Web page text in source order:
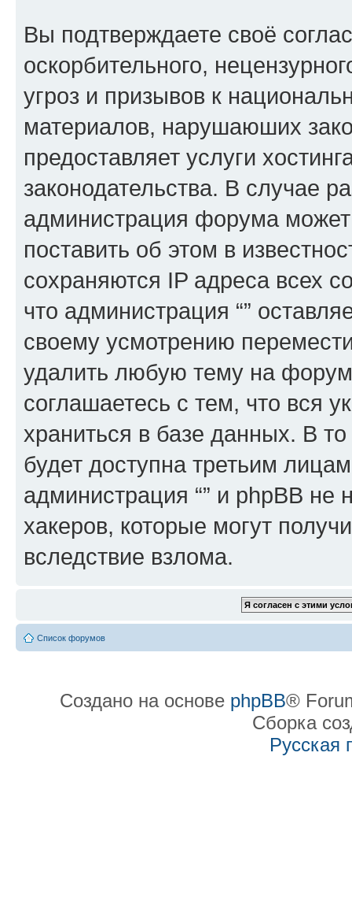
Вы подтверждаете своё
оскорбительного,
угроз и призывов к
материалов, нарушаюших
предоставляет услуги
законодательства. В случае
администрация форума
поставить об этом в
сохраняются IP адреса всех
что администрация “”
своему усмотрению
удалить любую тему на
соглашаетесь с тем, что вся
храниться в базе данных. В
будет доступна третьим
администрация “” и phpBB не
хакеров, которые могут
вследствие взлома.
Список форумов
Создано на основе phpBB®
Сборка
Русская